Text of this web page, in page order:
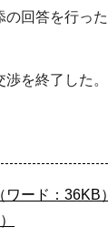
回答を行った
を終了した。
ード：36KB）